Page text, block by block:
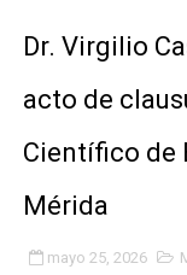
Fundecem
Gobierno
Dr. Virgilio
acto de
Científico de
Mérida
mayo 25, 2026